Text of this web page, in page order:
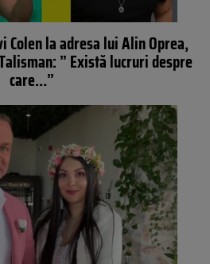
Colen la adresa lui Alin Oprea,
” Există lucruri despre
care…”